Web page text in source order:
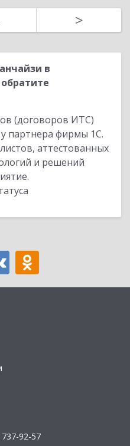
>
в
(договоров ИТС)
партнера фирмы 1С.
аттестованных
и решений
92-57